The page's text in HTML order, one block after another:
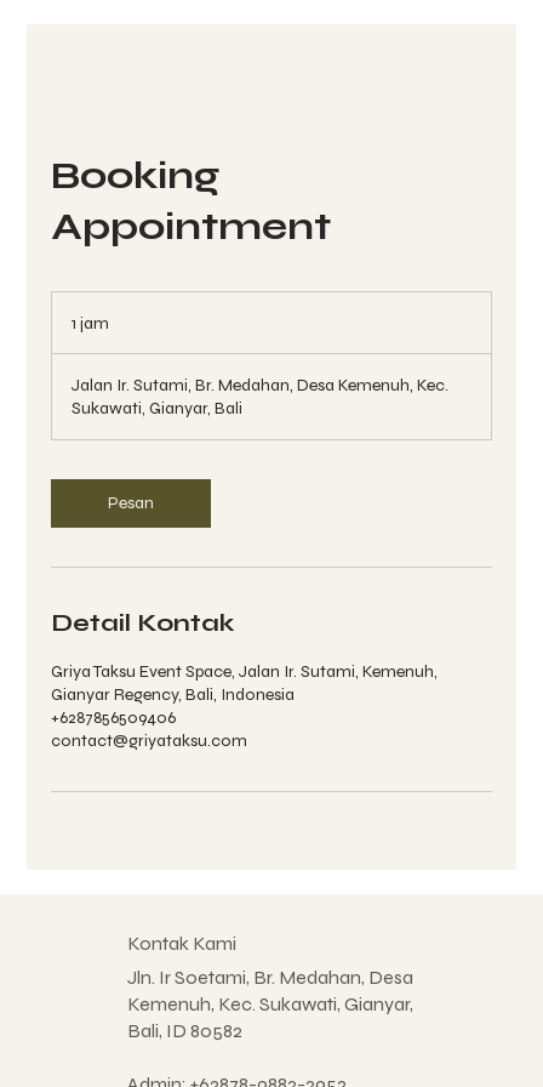
Kontak Kami
Jln. Ir Soetami, Br. Medahan, Desa
Kemenuh, Kec. Sukawati, Gianyar,
Bali, ID 80582
Booking
Appointment
1 jam
Jalan Ir. Sutami, Br. Medahan, Desa Kemenuh, Kec.
Sukawati, Gianyar, Bali
Pesan
Detail Kontak
Griya Taksu Event Space, Jalan Ir. Sutami, Kemenuh,
Gianyar Regency, Bali, Indonesia
+6287856509406
contact@griyataksu.com